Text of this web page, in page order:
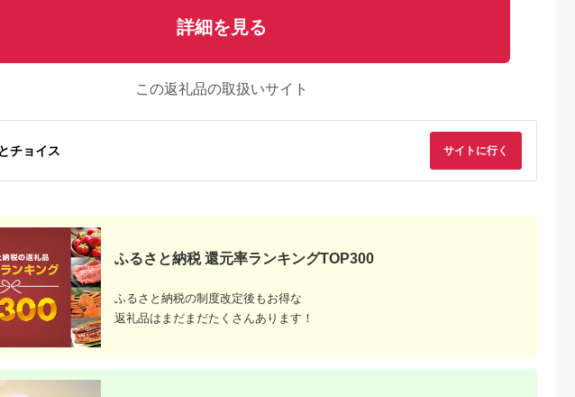
出典：楽天ふるさと納
税
宮城県 角田市
【ふるさと納税】ゴミ
袋 生ごみ用防臭袋
Lサイズ GBB-L90
5.0
出典：楽天ふるさと納
【ふるさと納税】驚異
の 防臭 袋 BOS スト
出典：楽天ふるさと納
【ふるさと納税】スコ
ッティファイン キッ
チンタオル 150カッ
詳細を見る
この返礼品の取扱いサイト
チョイス サイトに行く
ふるさと納税 還元率ランキングTOP300
ふるさと納税の制度改定後もお得な
返礼品はまだまだたくさんあります！